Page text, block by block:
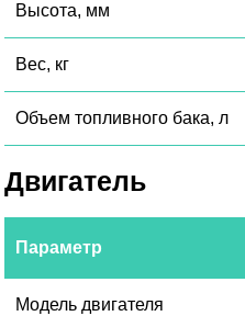
Высота, мм
Вес, кг
Объем топливного бака, л
Двигатель
Параметр
Модель двигателя